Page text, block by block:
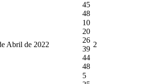
45
48
Abril de 2022
10
20
26
39
44
48
2
5